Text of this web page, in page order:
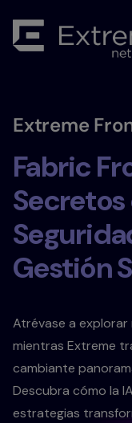
Extreme
Fabric
Secretos
Gestión
Atrévase a
mientras Extreme
cambiante
Descubra cómo la
estrategias